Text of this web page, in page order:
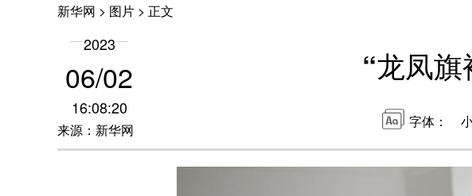
新华网 > 图片 > 正文
2023
06/02
16:08:20
来源：新华网
“龙凤
字体：